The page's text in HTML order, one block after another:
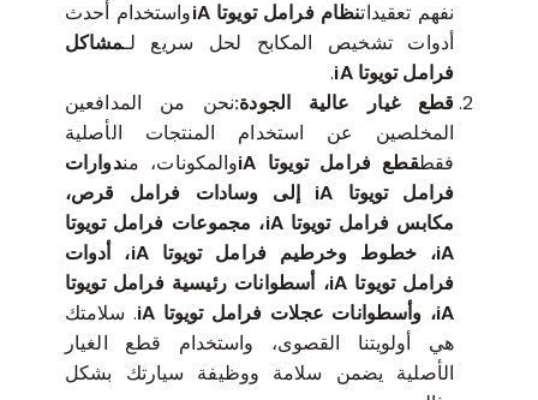
نفهم تعقيداتنظام فرامل تويوتا iA
واستخدام أحدث
أدوات تشخيص المكابح لحل سريع لـمشاكل
فرامل تويوتا iA
.
قطع غيار عالية الجودة:نحن من المدافعين
المخلصين عن استخدام المنتجات الأصلية
فقطقطع فرامل تويوتا iA والمكونات، مندوارات
فرامل تويوتا iA إلى وسادات فرامل قرص،
مكابس فرامل تويوتا iA، مجموعات فرامل تويوتا
iA، خطوط وخرطيم فرامل تويوتا iA، أدوات
فرامل تويوتا iA، أسطوانات رئيسية فرامل تويوتا
iA، وأسطوانات عجلات فرامل تويوتا iA
. سلامتك
هي أولويتنا القصوى، واستخدام قطع الغيار
الأصلية يضمن سلامة ووظيفة سيارتك بشكل